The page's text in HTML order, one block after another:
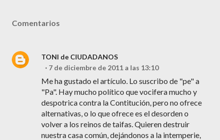
Comentarios
TONI de CIUDADANOS
7 de diciembre de 2011 a las 13:10
Me ha gustado el artículo. Lo suscribo de "pe" a
"Pa". Hay mucho político que vocifera mucho y
despotrica contra la Contitución, pero no ofrece
alternativas, o lo que ofrece es el desorden o
volver a los reinos de taifas. Quieren destruir
nuestra casa común, dejándonos a la intemperie,